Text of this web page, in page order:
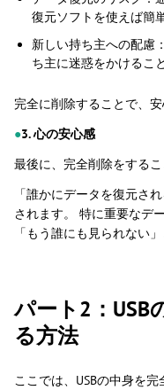
復元ソフトを使えば簡
新しい持ち主への配慮
ち主に迷惑をかけるこ
完全に削除することで、安
●3. 心の安心感
最後に、完全削除をする
「誰かにデータを復元さ
されます。 特に重要なデ
「もう誰にも見られない
パート2：USB
る方法
ここでは、USBの中身を